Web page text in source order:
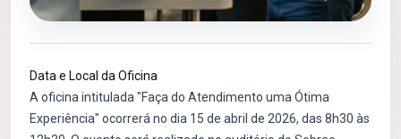
Data e Local da Oficina
A oficina intitulada "Faça do Atendimento uma Ótima
Experiência" ocorrerá no dia 15 de abril de 2026, das 8h30 às